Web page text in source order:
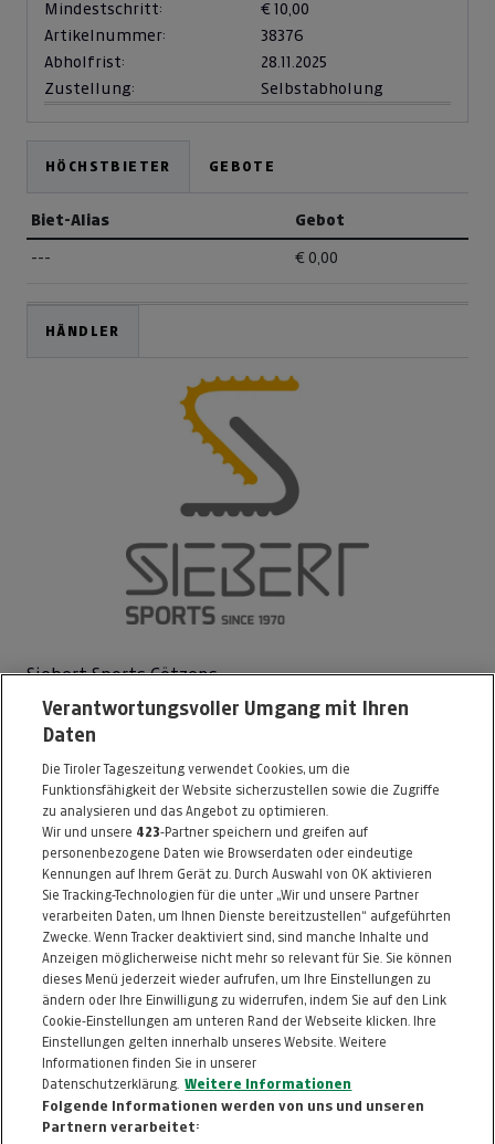
Mindestschritt:
€ 10,00
Artikelnummer:
38376
Abholfrist:
28.11.2025
Zustellung:
Selbstabholung
HÖCHSTBIETER GEBOTE
Biet-Alias Gebot
--- € 0,00
HÄNDLER
Siebert Sports Götzens
Kirchstraße 17
6091 Götzens
Telefon: 0680 / 3326477
E-Mail:office@siebertsports.com
http://www.siebertsports.com
Alle Artikel des Händlers
Informationen zum Kaufvertrag
ZURÜCK NACH
OBEN
FAQ HILFE IMPRESSUM
KONTAKT DATENSCHUTZ
Verantwortungsvoller Umgang mit Ihren
Daten
Die Tiroler Tageszeitung verwendet Cookies, um die
Funktionsfähigkeit der Website sicherzustellen sowie die Zugriffe
zu analysieren und das Angebot zu optimieren.
Wir und unsere 423-Partner speichern und greifen auf
personenbezogene Daten wie Browserdaten oder eindeutige
Kennungen auf Ihrem Gerät zu. Durch Auswahl von OK aktivieren
Sie Tracking-Technologien für die unter „Wir und unsere Partner
verarbeiten Daten, um Ihnen Dienste bereitzustellen“ aufgeführten
Zwecke. Wenn Tracker deaktiviert sind, sind manche Inhalte und
Anzeigen möglicherweise nicht mehr so relevant für Sie. Sie können
dieses Menü jederzeit wieder aufrufen, um Ihre Einstellungen zu
ändern oder Ihre Einwilligung zu widerrufen, indem Sie auf den Link
Cookie-Einstellungen am unteren Rand der Webseite klicken. Ihre
Einstellungen gelten innerhalb unseres Website. Weitere
Informationen finden Sie in unserer
Datenschutzerklärung.
Weitere Informationen
Folgende Informationen werden von uns und unseren
Partnern verarbeitet: